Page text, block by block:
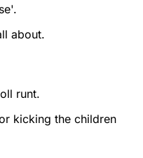
about.
runt.
kicking the children